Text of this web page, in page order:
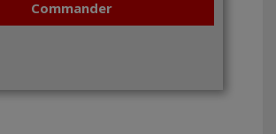
Commander